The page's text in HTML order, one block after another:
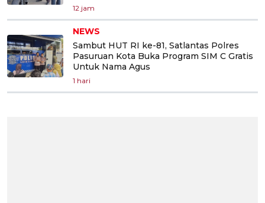
12 jam
NEWS
Sambut HUT RI ke-81, Satlantas Polres
Pasuruan Kota Buka Program SIM C Gratis
Untuk Nama Agus
1 hari